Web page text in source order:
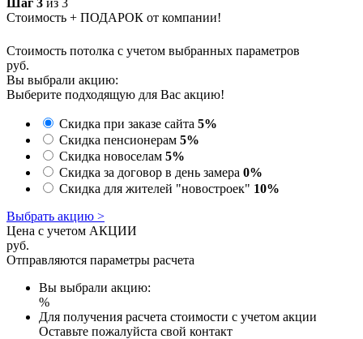
Стоимость + ПОДАРОК от компании!
Стоимость потолка с учетом выбранных параметров
руб.
Вы выбрали акцию:
Выберите подходящую для Вас акцию!
Скидка при заказе сайта 5%
Скидка пенсионерам 5%
Скидка новоселам 5%
Скидка за договор в день замера 0%
Скидка для жителей "новостроек" 10%
Выбрать акцию >
Цена с учетом АКЦИИ
руб.
Отправляются параметры расчета
Вы выбрали акцию:
%
Для получения расчета стоимости с учетом акции
Оставьте пожалуйста свой контакт